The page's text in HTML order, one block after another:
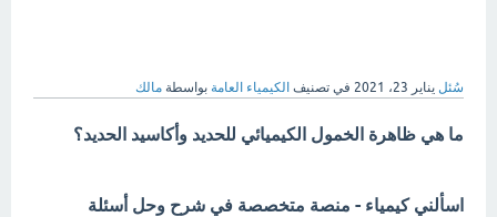
سُئل يناير 23، 2021 في تصنيف الكيمياء العامة بواسطة مالك
ما هي ظاهرة الخمول الكيميائي للحديد وأكاسيد الحديد؟
اسألني كيمياء - منصة متخصصة في شرح وحل أسئلة